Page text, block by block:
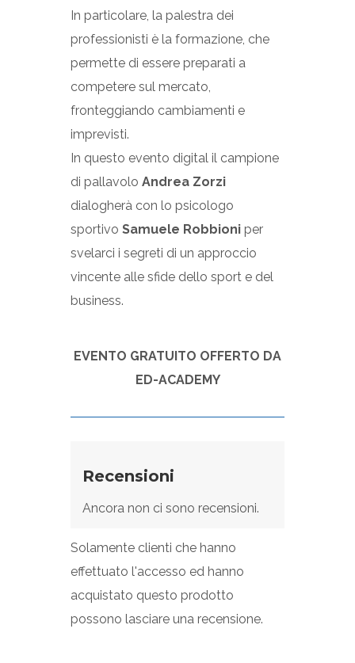
In particolare, la palestra dei
professionisti è la formazione, che
permette di essere preparati a
competere sul mercato,
fronteggiando cambiamenti e
imprevisti.
In questo evento digital il campione
di pallavolo Andrea Zorzi
dialogherà con lo psicologo
sportivo Samuele Robbioni per
svelarci i segreti di un approccio
vincente alle sfide dello sport e del
business.
EVENTO GRATUITO OFFERTO DA
ED-ACADEMY
Recensioni
Ancora non ci sono recensioni.
Solamente clienti che hanno
effettuato l'accesso ed hanno
acquistato questo prodotto
possono lasciare una recensione.